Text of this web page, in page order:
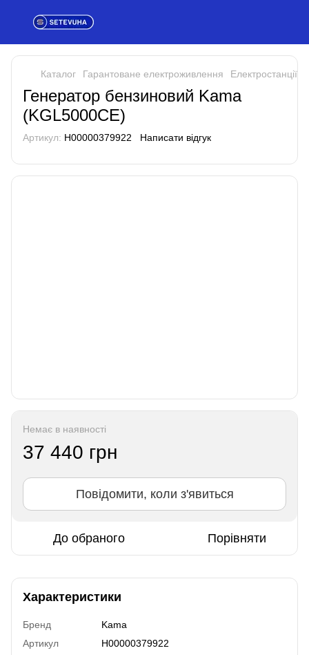
Каталог Гарантоване електроживлення Електростанції,
Генератор бензиновий Kama
(KGL5000CE)
Артикул: H00000379922 Написати відгук
Немає в наявності
37 440 грн
Повідомити, коли з'явиться
До обраного Порівняти
Характеристики
Бренд
Kama
Артикул
H00000379922